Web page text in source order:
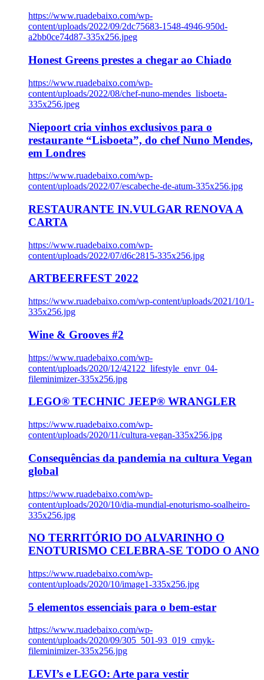
https://www.ruadebaixo.com/wp-
content/uploads/2022/09/2dc75683-1548-4946-950d-
a2bb0ce74d87-335x256.jpeg
Honest Greens prestes a chegar ao Chiado
https://www.ruadebaixo.com/wp-
content/uploads/2022/08/chef-nuno-mendes_lisboeta-
335x256.jpeg
Niepoort cria vinhos exclusivos para o
restaurante “Lisboeta”, do chef Nuno Mendes,
em Londres
https://www.ruadebaixo.com/wp-
content/uploads/2022/07/escabeche-de-atum-335x256.jpg
RESTAURANTE IN.VULGAR RENOVA A
CARTA
https://www.ruadebaixo.com/wp-
content/uploads/2022/07/d6c2815-335x256.jpg
ARTBEERFEST 2022
https://www.ruadebaixo.com/wp-content/uploads/2021/10/1-
335x256.jpg
Wine & Grooves #2
https://www.ruadebaixo.com/wp-
content/uploads/2020/12/42122_lifestyle_envr_04-
fileminimizer-335x256.jpg
LEGO® TECHNIC JEEP® WRANGLER
https://www.ruadebaixo.com/wp-
content/uploads/2020/11/cultura-vegan-335x256.jpg
Consequências da pandemia na cultura Vegan
global
https://www.ruadebaixo.com/wp-
content/uploads/2020/10/dia-mundial-enoturismo-soalheiro-
335x256.jpg
NO TERRITÓRIO DO ALVARINHO O
ENOTURISMO CELEBRA-SE TODO O ANO
https://www.ruadebaixo.com/wp-
content/uploads/2020/10/image1-335x256.jpg
5 elementos essenciais para o bem-estar
https://www.ruadebaixo.com/wp-
content/uploads/2020/09/305_501-93_019_cmyk-
fileminimizer-335x256.jpg
LEVI’s e LEGO: Arte para vestir